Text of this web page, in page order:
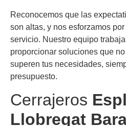
Reconocemos que las
son altas, y nos esforzamos
servicio. Nuestro equipo
proporcionar soluciones que
superen tus necesidades,
presupuesto.
Cerrajeros
Llobregat